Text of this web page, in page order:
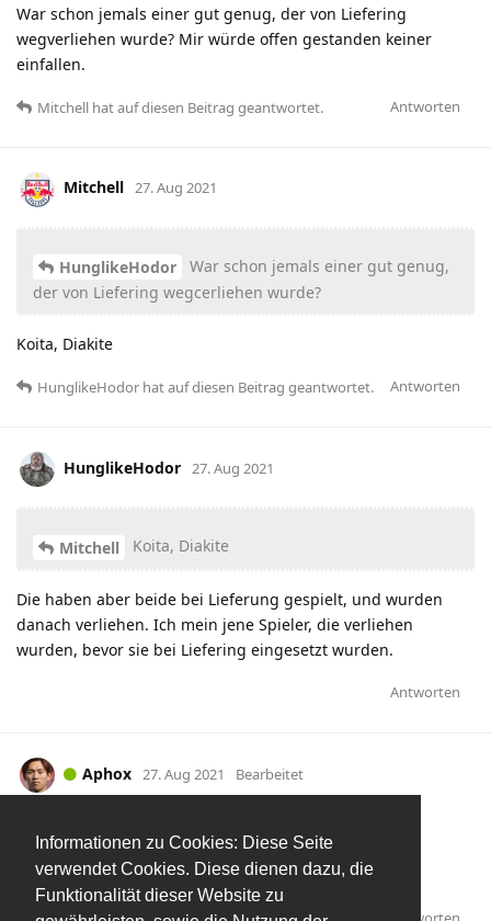
Informationen zu Cookies: Diese Seite
verwendet Cookies. Diese dienen dazu, die
Funktionalität dieser Website zu
War schon jemals einer gut genug, der von Liefering
wegverliehen wurde? Mir würde offen gestanden keiner
einfallen.
Antworten
Mitchell hatauf diesen Beitrag geantwortet.
Mitchell 27. Aug 2021
HunglikeHodor
War schon jemals einer gut genug,
der von Liefering wegcerliehen wurde?
Koita, Diakite
Antworten
HunglikeHodor hatauf diesen Beitrag geantwortet.
HunglikeHodor 27. Aug 2021
Mitchell Koita, Diakite
Die haben aber beide bei Lieferung gespielt, und wurden
danach verliehen. Ich mein jene Spieler, die verliehen
wurden, bevor sie bei Liefering eingesetzt wurden.
Antworten
Aphox 27. Aug 2021 Bearbeitet
Es läuft!
Simic kann's ähnlich akrobatisch wie Sesko